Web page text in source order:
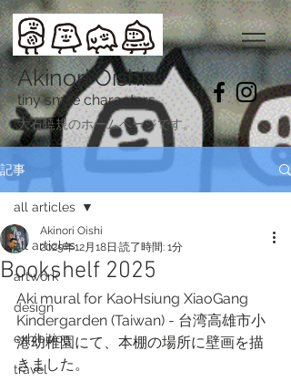
Akinori Oishi
tiny smile characters
​大石暁規のホームページです。
記事
all articles
artwork
design
exhibition
travel
all articles
Bookshelf 2025
Akinori Oishi
2025年12月18日 読了時間: 1分
Aki mural for KaoHsiung XiaoGang
Kindergarden (Taiwan) - 台湾高雄市小
港幼稚園にて、本棚の場所に壁画を描
きました。